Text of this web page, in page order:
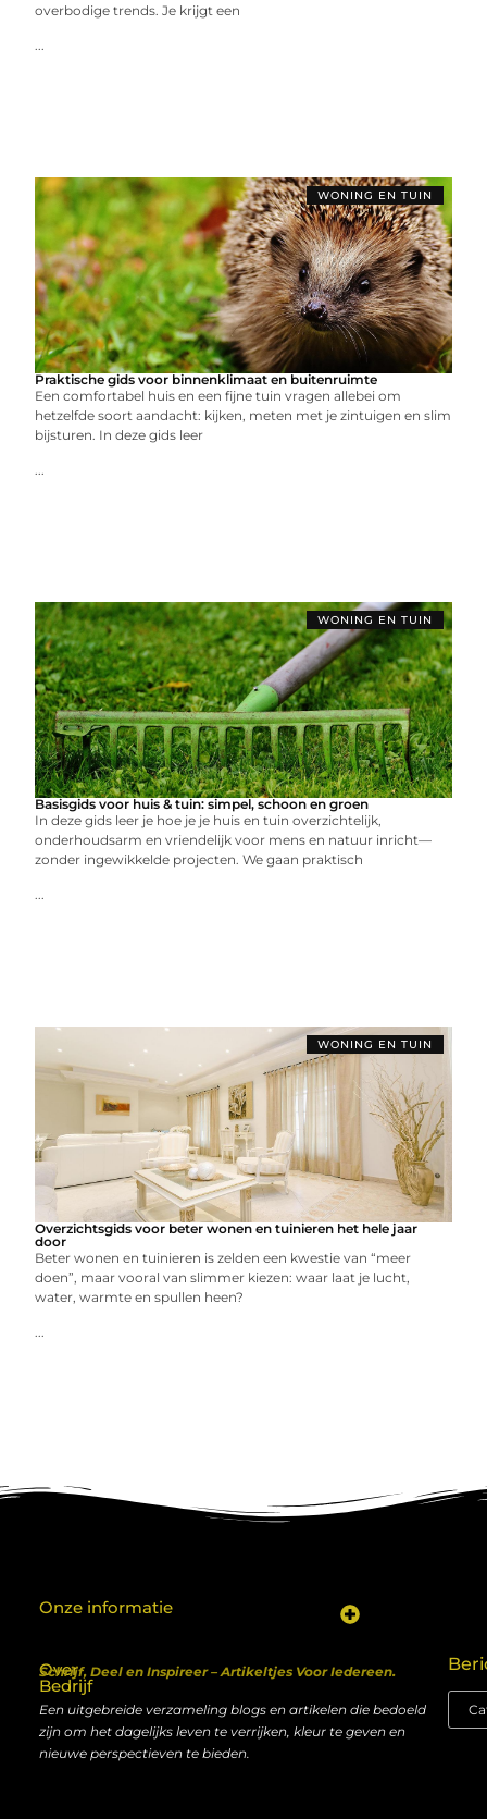
overbodige trends. Je krijgt een
...
WONING EN TUIN
Praktische gids voor binnenklimaat en buitenruimte
Een comfortabel huis en een fijne tuin vragen allebei om
hetzelfde soort aandacht: kijken, meten met je zintuigen en slim
bijsturen. In deze gids leer
...
WONING EN TUIN
Basisgids voor huis & tuin: simpel, schoon en groen
In deze gids leer je hoe je je huis en tuin overzichtelijk,
onderhoudsarm en vriendelijk voor mens en natuur inricht—
zonder ingewikkelde projecten. We gaan praktisch
...
WONING EN TUIN
Overzichtsgids voor beter wonen en tuinieren het hele jaar
door
Beter wonen en tuinieren is zelden een kwestie van “meer
doen”, maar vooral van slimmer kiezen: waar laat je lucht,
water, warmte en spullen heen?
...
Over
Bedrijf
Schrijf, Deel en Inspireer – Artikeltjes Voor Iedereen.
Een uitgebreide verzameling blogs en artikelen die bedoeld
zijn om het dagelijks leven te verrijken, kleur te geven en
nieuwe perspectieven te bieden.
Onze informatie